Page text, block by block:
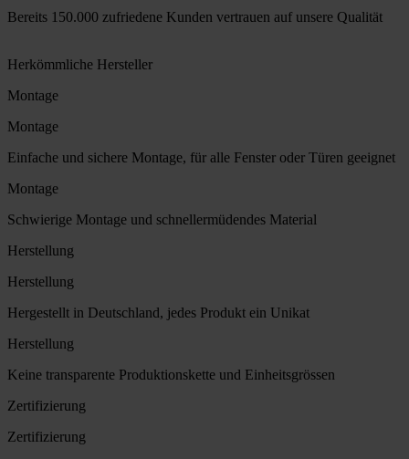
Bereits 150.000 zufriedene Kunden vertrauen auf unsere Qualität
Herkömmliche Hersteller
Montage
Montage
Einfache und sichere Montage, für alle Fenster oder Türen geeignet
Montage
Schwierige Montage und schnellermüdendes Material
Herstellung
Herstellung
Hergestellt in Deutschland, jedes Produkt ein Unikat
Herstellung
Keine transparente Produktionskette und Einheitsgrössen
Zertifizierung
Zertifizierung